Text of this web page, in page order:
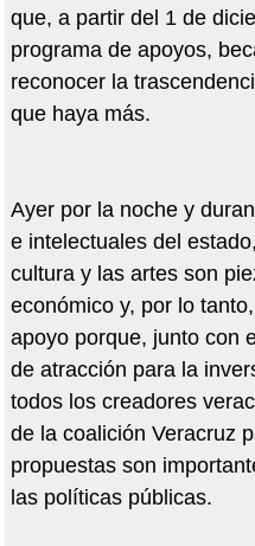
que, a partir del 1 de
programa de apoyos,
reconocer la
que haya más.
Ayer por la noche y
e intelectuales del
cultura y las artes son
económico y, por lo
apoyo porque, junto con
de atracción para la
todos los creadores
de la coalición Veracruz
propuestas son
las políticas públicas.